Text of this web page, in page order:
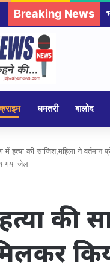
Breaking News
धमतरी बालोद
हत्या की साजिश,महिला ने वर्तमान
गया जेल
हत्या की